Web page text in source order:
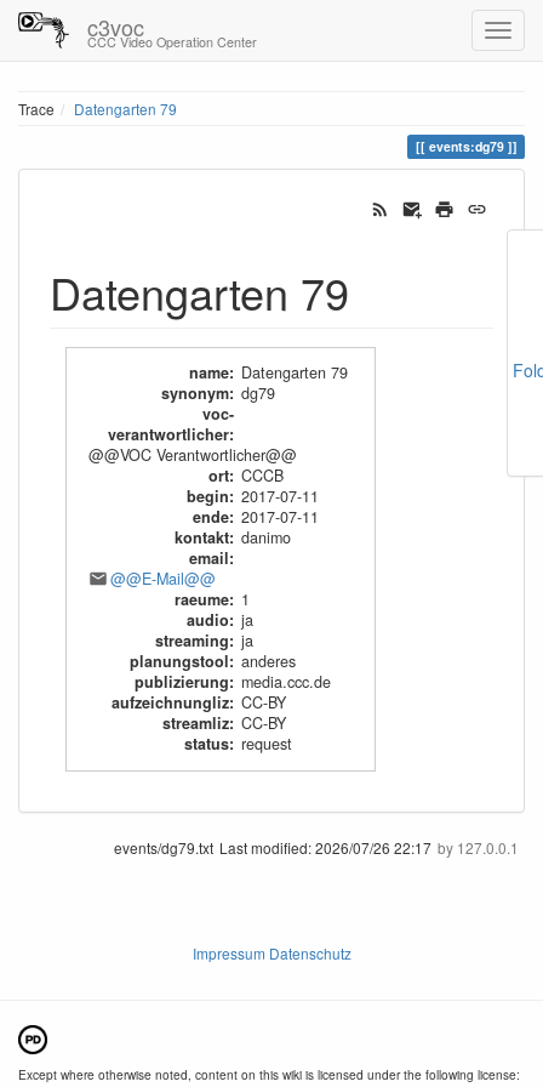
c3voc
CCC Video Operation Center
Trace Datengarten 79
events:dg79
Datengarten 79
name: Datengarten 79
synonym: dg79
voc-
verantwortlicher:
@@VOC Verantwortlicher@@
ort: CCCB
begin: 2017-07-11
ende: 2017-07-11
kontakt: danimo
email:
@@E-Mail@@
raeume: 1
audio: ja
streaming: ja
planungstool: anderes
publizierung: media.ccc.de
aufzeichnungliz: CC-BY
streamliz: CC-BY
status: request
events/dg79.txt Last modified:2026/07/26 22:17 by 127.0.0.1
Impressum Datenschutz
Except where otherwise noted, content on this wiki is licensed under the following license: